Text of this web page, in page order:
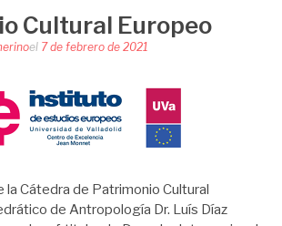
Cultural Europeo
el 7 de febrero de 2021
la Cátedra de Patrimonio Cultural
de Antropología Dr. Luís Díaz